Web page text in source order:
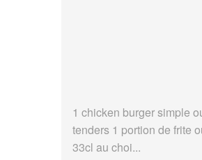
1 chicken burger simple
tenders 1 portion de frite
33cl au choi...